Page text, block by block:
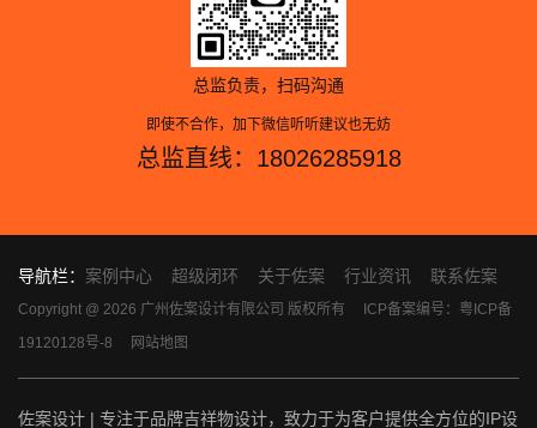
总监负责，扫码沟通
即使不合作，加下微信听听建议也无妨
总监直线：18026285918
导航栏： 案例中心 超级闭环 关于佐案 行业资讯 联系佐案
Copyright @ 2026 广州佐案设计有限公司 版权所有
ICP备案编号：粤ICP备
19120128号-8
网站地图
佐案设计 | 专注于品牌吉祥物设计，致力于为客户提供全方位的IP设